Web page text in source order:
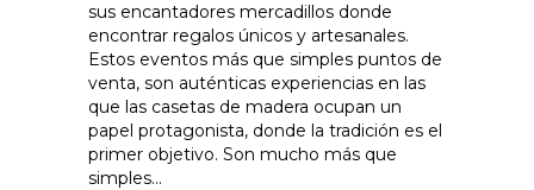
sus encantadores mercadillos donde
encontrar regalos únicos y artesanales.
Estos eventos más que simples puntos de
venta, son auténticas experiencias en las
que las casetas de madera ocupan un
papel protagonista, donde la tradición es el
primer objetivo. Son mucho más que
simples…